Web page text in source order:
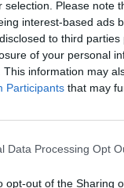
selection. Please note
interest-based ads
to third
of your personal
This information may
Participants that may
Data Processing Opt
opt-out of the Sharing